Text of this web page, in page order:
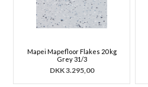
Mapei Mapefloor Flakes 20 kg
Grey 31/3
DKK3.295,00